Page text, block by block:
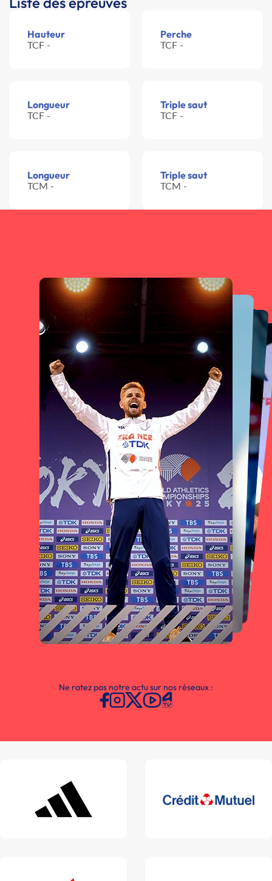
Hauteur
TCF -
Perche
TCF -
Longueur
TCF -
Triple saut
TCF -
Longueur
TCM -
Triple saut
TCM -
Ne ratez pas notre actu sur nos réseaux :